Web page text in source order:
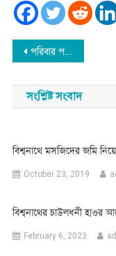
Post
navigation
পরিবার পরিকল্পনা বিভাগের সাফল্য এখন বিশ্বজুড়ে : একে এম আব্দুস ছোবহান
সংশ্লিষ্ট সংবাদ
বিশ্বনাথে মসজিদের জমি
October 23, 2019
বিশ্বনাথের চাউলধনী হাওর
February 6, 2023